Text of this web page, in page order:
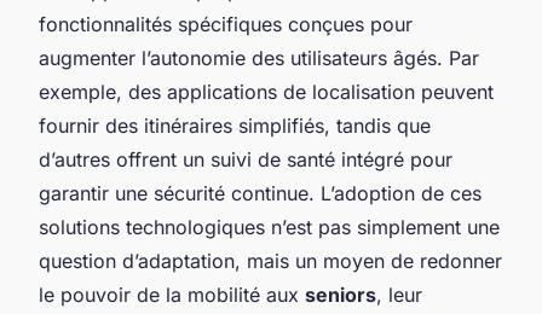
fonctionnalités spécifiques conçues pour
augmenter l’autonomie des utilisateurs âgés. Par
exemple, des applications de localisation peuvent
fournir des itinéraires simplifiés, tandis que
d’autres offrent un suivi de santé intégré pour
garantir une sécurité continue. L’adoption de ces
solutions technologiques n’est pas simplement une
question d’adaptation, mais un moyen de redonner
le pouvoir de la mobilité aux seniors, leur